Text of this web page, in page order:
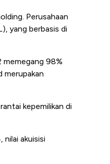
Perusahaan
yang berbasis di
memegang 98%
merupakan
kepemilikan di
akuisisi